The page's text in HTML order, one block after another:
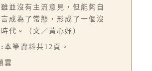
並沒有主流意見，但能夠自
成為了常態，形成了一個沒
代。（文／黃心妤）
本筆資料共12頁。
雲